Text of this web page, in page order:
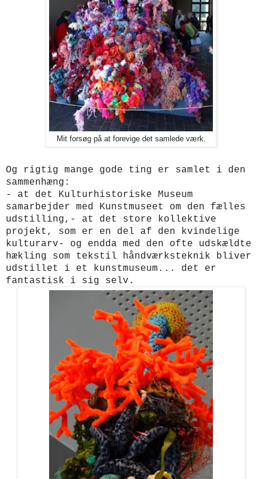
Mit forsøg på at forevige det samlede værk.
Og rigtig mange gode ting er samlet i den
sammenhæng:
- at det Kulturhistoriske Museum
samarbejder med Kunstmuseet om den fælles
udstilling,- at det store kollektive
projekt, som er en del af den kvindelige
kulturarv- og endda med den ofte udskældte
hækling som tekstil håndværksteknik bliver
udstillet i et kunstmuseum... det er
fantastisk i sig selv.